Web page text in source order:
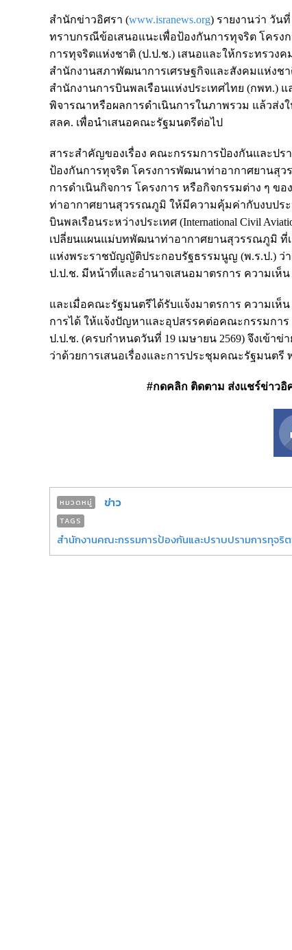
สำนักข่าวอิศรา (www.isranews.org) รายงานว่า วัน
ทราบกรณีข้อเสนอแนะเพื่อป้องกันการทุจริต โคร
การทุจริตแห่งชาติ (ป.ป.ช.) เสนอและให้กระทรว
สำนักงานสภาพัฒนาการเศรษฐกิจและสังคมแห่งช
สำนักงานการบินพลเรือนแห่งประเทศไทย (กพท.)
พิจารณาหรือผลการดำเนินการในภาพรวม แล้วส่ง
สลค. เพื่อนำเสนอคณะรัฐมนตรีต่อไป
สาระสำคัญของเรื่อง คณะกรรมการป้องกันและป
ป้องกันการทุจริต โครงการพัฒนาท่าอากาศยานสุ
การดำเนินกิจการ โครงการ หรือกิจกรรมต่าง ๆ
ท่าอากาศยานสุวรรณภูมิ ให้มีความคุ้มค่ากับงบปร
บินพลเรือนระหว่างประเทศ (International Civil
เปลี่ยนแผนแม่บทพัฒนาท่าอากาศยานสุวรรณภูมิ ที่เ
แห่งพระราชบัญญัติประกอบรัฐธรรมนูญ (พ.ร.ป.) ว่
ป.ป.ช. มีหน้าที่และอำนาจเสนอมาตรการ ความเห็
และเมื่อคณะรัฐมนตรีได้รับแจ้งมาตรการ ความเ
การได้ ให้แจ้งปัญหาและอุปสรรคต่อคณะกรรมกา
ป.ป.ช. (ครบกำหนดวันที่ 19 เมษายน 2569) จึงเข้า
ว่าด้วยการเสนอเรื่องและการประชุมคณะรัฐมนตรี
#กดคลิก ติดตาม ส่งแชร์ข่าวอิ
หมวดหมู่ ข่าว
TAGS
สำนักงานคณะกรรมการป้องกันและปราบปรามการทุจริ